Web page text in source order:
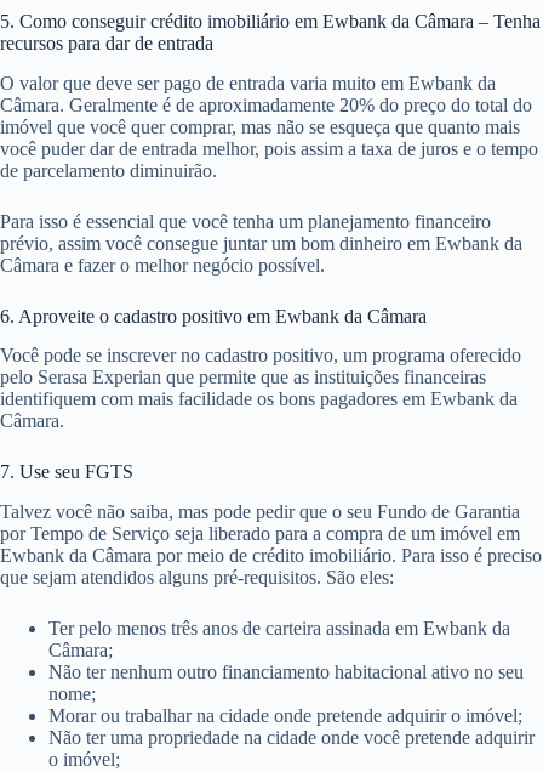
5. Como conseguir crédito imobiliário em Ewbank da Câmara – Tenha
recursos para dar de entrada
O valor que deve ser pago de entrada varia muito em Ewbank da
Câmara. Geralmente é de aproximadamente 20% do preço do total do
imóvel que você quer comprar, mas não se esqueça que quanto mais
você puder dar de entrada melhor, pois assim a taxa de juros e o tempo
de parcelamento diminuirão.
Para isso é essencial que você tenha um planejamento financeiro
prévio, assim você consegue juntar um bom dinheiro em Ewbank da
Câmara e fazer o melhor negócio possível.
6. Aproveite o cadastro positivo em Ewbank da Câmara
Você pode se inscrever no cadastro positivo, um programa oferecido
pelo Serasa Experian que permite que as instituições financeiras
identifiquem com mais facilidade os bons pagadores em Ewbank da
Câmara.
7. Use seu FGTS
Talvez você não saiba, mas pode pedir que o seu Fundo de Garantia
por Tempo de Serviço seja liberado para a compra de um imóvel em
Ewbank da Câmara por meio de crédito imobiliário. Para isso é preciso
que sejam atendidos alguns pré-requisitos. São eles:
Ter pelo menos três anos de carteira assinada em Ewbank da
Câmara;
Não ter nenhum outro financiamento habitacional ativo no seu
nome;
Morar ou trabalhar na cidade onde pretende adquirir o imóvel;
Não ter uma propriedade na cidade onde você pretende adquirir
o imóvel;